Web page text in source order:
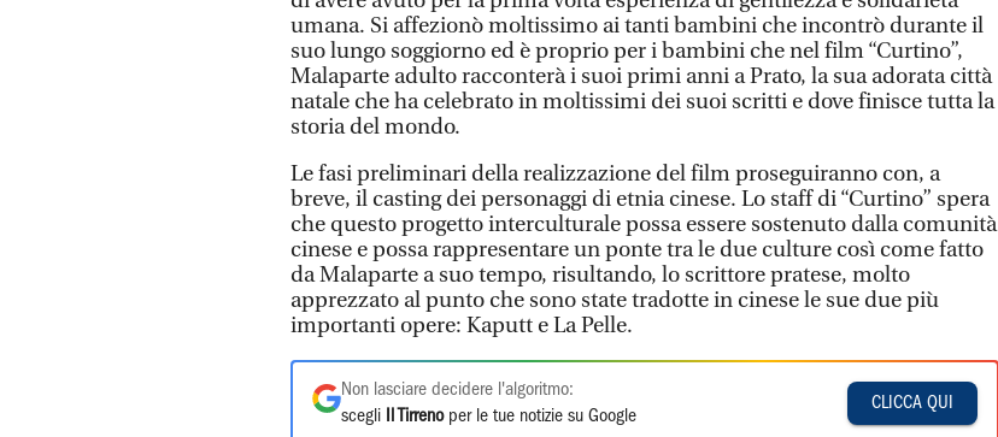
umana. Si affezionò moltissimo ai tanti bambini che incontrò durante il
suo lungo soggiorno ed è proprio per i bambini che nel film “Curtino”,
Malaparte adulto racconterà i suoi primi anni a Prato, la sua adorata città
natale che ha celebrato in moltissimi dei suoi scritti e dove finisce tutta la
storia del mondo.
Le fasi preliminari della realizzazione del film proseguiranno con, a
breve, il casting dei personaggi di etnia cinese. Lo staff di “Curtino” spera
che questo progetto interculturale possa essere sostenuto dalla comunità
cinese e possa rappresentare un ponte tra le due culture così come fatto
da Malaparte a suo tempo, risultando, lo scrittore pratese, molto
apprezzato al punto che sono state tradotte in cinese le sue due più
importanti opere: Kaputt e La Pelle.
Non lasciare decidere l'algoritmo:
scegli
Il Tirrenoper le tue notizie su Google
CLICCA QUI